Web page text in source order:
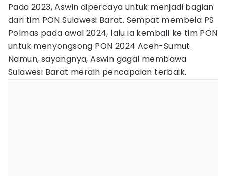
Pada 2023, Aswin dipercaya untuk menjadi bagian
dari tim PON Sulawesi Barat. Sempat membela PS
Polmas pada awal 2024, lalu ia kembali ke tim PON
untuk menyongsong PON 2024 Aceh-Sumut.
Namun, sayangnya, Aswin gagal membawa
Sulawesi Barat meraih pencapaian terbaik.